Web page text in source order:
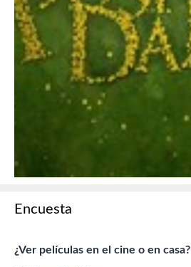
Encuesta
¿Ver películas en el cine o en casa?